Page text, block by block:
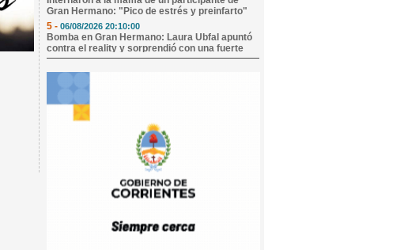
5 -06/08/2026 20:10:00
Bomba en Gran Hermano: Laura Ubfal apuntó
contra el reality y sorprendió con una fuerte
revelación
6 -07/08/2026 09:17:00
Abren convocatoria nacional para que una niña
San Cayetano convoca a cientos de fieles para
una jornada de oración, procesión y solidaridad
07/08/2026 09:07:00
07/08/2026 09:47:00